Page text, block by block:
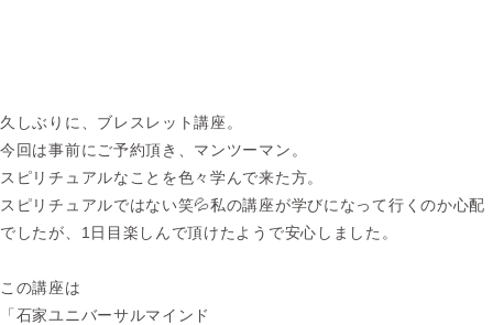
久しぶりに、ブレスレット講座。
今回は事前にご予約頂き、マンツーマン。
スピリチュアルなことを色々学んで来た方。
スピリチュアルではない笑💦私の講座が学びになって行くのか心配
でしたが、1日目楽しんで頂けたようで安心しました。
この講座は
「石家ユニバーサルマインド